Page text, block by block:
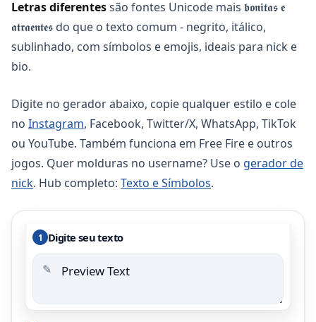
Letras diferentessão fontes Unicode mais 𝖇𝖔𝖓𝖎𝖙𝖆𝖘 𝖊
𝖆𝖙𝖗𝖆𝖊𝖓𝖙𝖊𝖘 do que o texto comum - negrito, itálico,
sublinhado, com símbolos e emojis, ideais para nick e
bio.
Digite no gerador abaixo, copie qualquer estilo e cole
no Instagram, Facebook, Twitter/X, WhatsApp, TikTok
ou YouTube. Também funciona em Free Fire e outros
jogos. Quer molduras no username? Use o gerador de
nick. Hub completo: Texto e Símbolos.
1 Digite seu texto
✎